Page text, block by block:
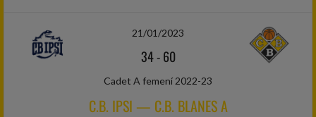
21/01/2023
34-60
Cadet A femení 2022-23
C.B. IPSI — C.B. BLANES A